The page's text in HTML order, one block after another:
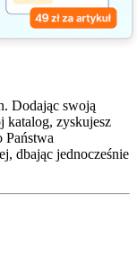
Dodając swoją
katalog, zyskujesz
dbając jednocześnie